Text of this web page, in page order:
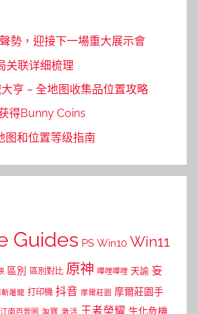
勢，迎接下一場重大展示會
关联详细梳理
亨 – 全地图收集品位置攻略
得Bunny Coins
图和位置等级指南
Guides PS Win10 Win11
區別 區別對比 原神 嗶哩嗶哩 天諭 妄
斬屠龍 打印機 抖音 摩爾莊園 摩爾莊園手
江南百景圖 淘寶 激活 王者榮耀 生化危機